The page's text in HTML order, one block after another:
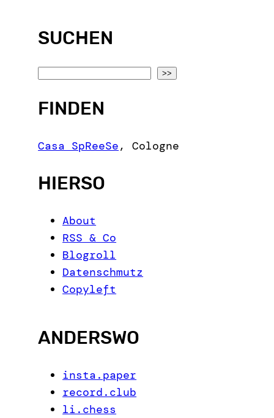
SUCHEN
a
c
>>
FINDEN
Casa SpReeSe,Cologne
HIERSO
About
RSS & Co
Blogroll
Datenschmutz
Copyleft
ANDERSWO
insta.paper
record.club
li.chess